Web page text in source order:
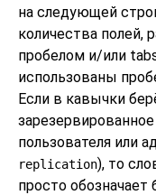
на следующей
количества полей,
пробелом и/или
использованы
Если в кавычки
пользователя или
replication), то
просто обозначает